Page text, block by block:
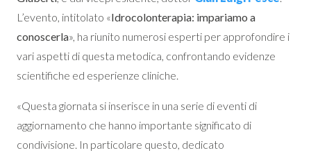
L’evento, intitolato «Idrocolonterapia: impariamo a
conoscerla», ha riunito numerosi esperti per approfondire i
vari aspetti di questa metodica, confrontando evidenze
scientifiche ed esperienze cliniche.
«Questa giornata si inserisce in una serie di eventi di
aggiornamento che hanno importante significato di
condivisione. In particolare questo, dedicato